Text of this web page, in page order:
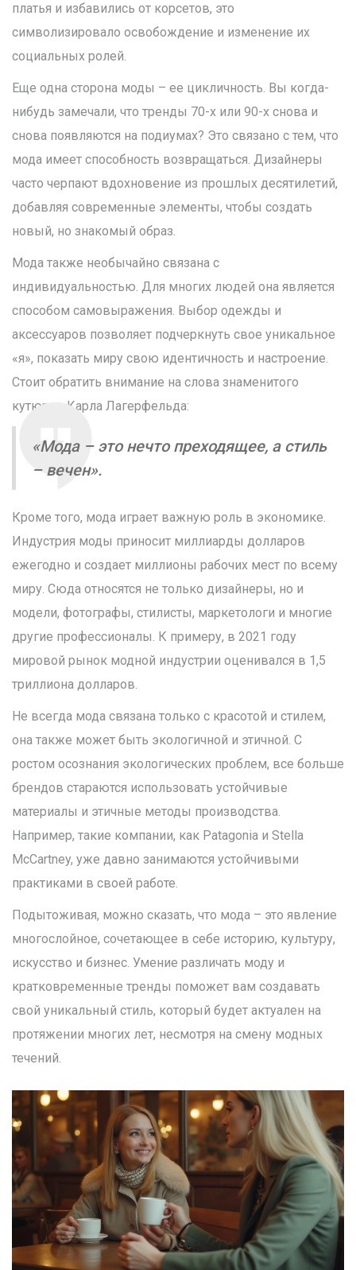
платья и избавились от корсетов, это
символизировало освобождение и изменение их
социальных ролей.
Еще одна сторона моды – ее цикличность. Вы когда-
нибудь замечали, что тренды 70-х или 90-х снова и
снова появляются на подиумах? Это связано с тем, что
мода имеет способность возвращаться. Дизайнеры
часто черпают вдохновение из прошлых десятилетий,
добавляя современные элементы, чтобы создать
новый, но знакомый образ.
Мода также необычайно связана с
индивидуальностью. Для многих людей она является
способом самовыражения. Выбор одежды и
аксессуаров позволяет подчеркнуть свое уникальное
«я», показать миру свою идентичность и настроение.
Стоит обратить внимание на слова знаменитого
кутюрье Карла Лагерфельда:
«Мода – это нечто преходящее, а стиль
– вечен».
Кроме того, мода играет важную роль в экономике.
Индустрия моды приносит миллиарды долларов
ежегодно и создает миллионы рабочих мест по всему
миру. Сюда относятся не только дизайнеры, но и
модели, фотографы, стилисты, маркетологи и многие
другие профессионалы. К примеру, в 2021 году
мировой рынок модной индустрии оценивался в 1,5
триллиона долларов.
Не всегда мода связана только с красотой и стилем,
она также может быть экологичной и этичной. С
ростом осознания экологических проблем, все больше
брендов стараются использовать устойчивые
материалы и этичные методы производства.
Например, такие компании, как Patagonia и Stella
McCartney, уже давно занимаются устойчивыми
практиками в своей работе.
Подытоживая, можно сказать, что мода – это явление
многослойное, сочетающее в себе историю, культуру,
искусство и бизнес. Умение различать моду и
кратковременные тренды поможет вам создавать
свой уникальный стиль, который будет актуален на
протяжении многих лет, несмотря на смену модных
течений.